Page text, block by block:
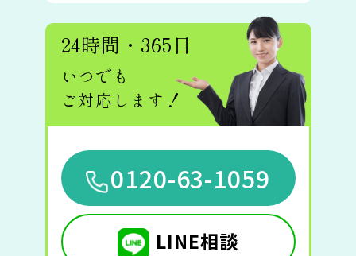
24時間・365日
いつでも
ご対応します！
0120-63-1059
LINE相談